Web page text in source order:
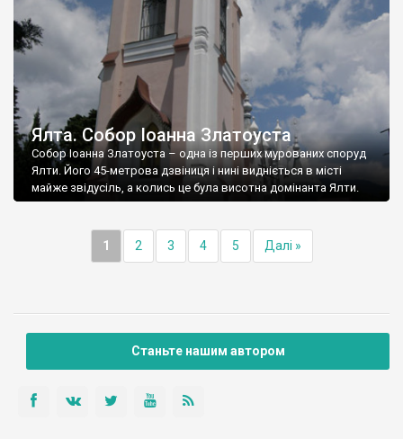
Ялта. Собор Іоанна Златоуста
Собор Іоанна Златоуста – одна із перших мурованих споруд
Ялти. Його 45-метрова дзвіниця і нині видніється в місті
майже звідусіль, а колись це була висотна домінанта Ялти.
1 2 3 4 5 Далі »
Станьте нашим автором